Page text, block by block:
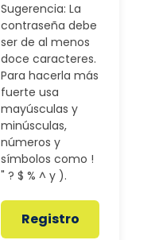
Sugerencia: La
contraseña debe
ser de al menos
doce caracteres.
Para hacerla más
fuerte usa
mayúsculas y
minúsculas,
números y
símbolos como !
" ? $ % ^ y ).
Registro